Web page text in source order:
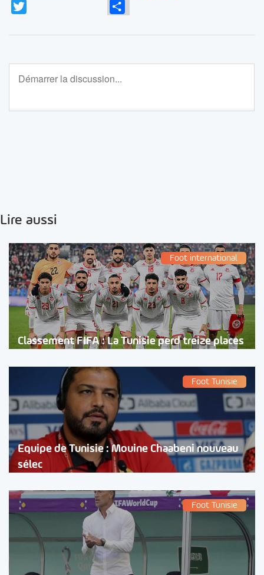
Lire aussi
Foot international
Classement FIFA : La Tunisie perd treize places
Foot Tunisie
Equipe de Tunisie : Mouine Chaabeni nouveau
sélec
Foot Tunisie